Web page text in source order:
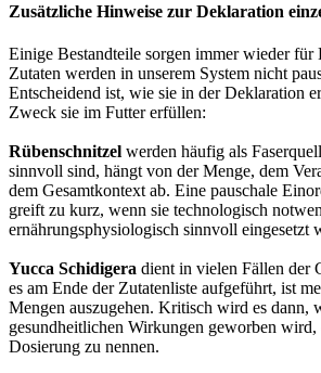
Zusätzliche Hinweise zur Deklaration
Einige Bestandteile sorgen immer wieder für
Zutaten werden in unserem System nicht
Entscheidend ist, wie sie in der Deklaration
Zweck sie im Futter erfüllen:
Rübenschnitzel werden häufig als
sinnvoll sind, hängt von der Menge, dem
dem Gesamtkontext ab. Eine pauschale
greift zu kurz, wenn sie technologisch
ernährungsphysiologisch sinnvoll eingesetzt
Yucca Schidigera dient in vielen Fällen der
es am Ende der Zutatenliste aufgeführt, ist
Mengen auszugehen. Kritisch wird es dann,
gesundheitlichen Wirkungen geworben wird,
Dosierung zu nennen.